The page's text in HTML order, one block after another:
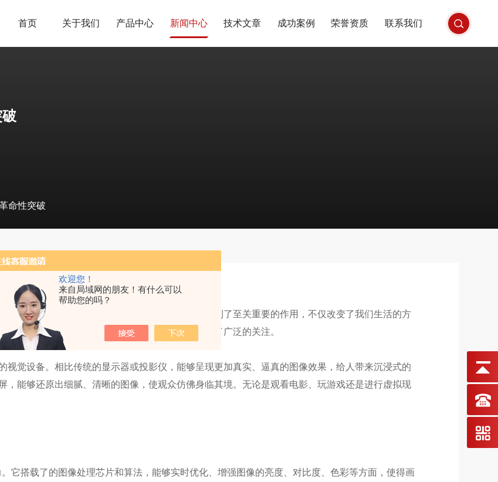
欢迎您！
来自局域网的朋友！有什么可以
帮助您的吗？
首页 关于我们 产品中心 新闻中心 技术文章 成功案例 荣誉资质 联系我们
命性突破
个的数字时代。在这个数字时代中，视觉科技起到了至关重要的作用，不仅改变了我们生活的方
浩瀚的视觉科技领域中，
鲜映性仪 以其的突破引起了广泛的关注。
视觉设备。相比传统的显示器或投影仪，能够呈现更加真实、逼真的图像效果，给人带来沉浸式的
，能够还原出细腻、清晰的图像，使观众仿佛身临其境。无论是观看电影、玩游戏还是进行虚拟现
搭载了的图像处理芯片和算法，能够实时优化、增强图像的亮度、对比度、色彩等方面，使得画